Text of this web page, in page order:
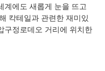
계에도 새롭게 눈을 뜨고
칵테일과 관련한 재미있
구정로데오 거리에 위치한